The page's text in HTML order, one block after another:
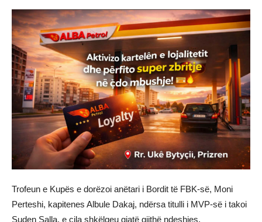
Trofeun e Kupës e dorëzoi anëtari i Bordit të FBK-së, Moni
Perteshi, kapitenes Albule Dakaj, ndërsa titulli i MVP-së i takoi
Suden Salla, e cila shkëlqeu gjatë gjithë ndeshjes.